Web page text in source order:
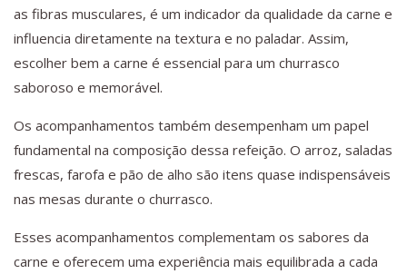
as fibras musculares, é um indicador da qualidade da carne e
influencia diretamente na textura e no paladar. Assim,
escolher bem a carne é essencial para um churrasco
saboroso e memorável.
Os acompanhamentos também desempenham um papel
fundamental na composição dessa refeição. O arroz, saladas
frescas, farofa e pão de alho são itens quase indispensáveis
nas mesas durante o churrasco.
Esses acompanhamentos complementam os sabores da
carne e oferecem uma experiência mais equilibrada a cada